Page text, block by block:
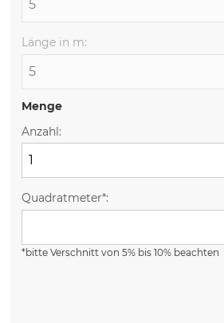
Länge in m:
Menge
Anzahl:
Quadratmeter*:
*bitte Verschnitt von 5% bis 10% beachten